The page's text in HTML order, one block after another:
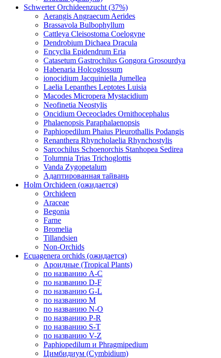
Schwerter Orchideenzucht (37%)
Aerangis Angraecum Aerides
Brassavola Bulbophyllum
Cattleya Cleisostoma Coelogyne
Dendrobium Dichaea Dracula
Encyclia Epidendrum Eria
Catasetum Gastrochilus Gongora Grosourdya
Habenaria Holcoglossum
ionocidium Jacquiniella Jumellea
Laelia Lepanthes Leptotes Luisia
Macodes Micropera Mystacidium
Neofinetia Neostylis
Oncidium Oeceoclades Ornithocephalus
Phalaenopsis Paraphalaenopsis
Paphiopedilum Phaius Pleurothallis Podangis
Renanthera Rhyncholaelia Rhynchostylis
Sarcochilus Schoenorchis Stanhopea Sedirea
Tolumnia Trias Trichoglottis
Vanda Zygopetalum
Адаптированная тайвань
Holm Orchideen (ожидается)
Orchideen
Araceae
Begonia
Farne
Bromelia
Tillandsien
Non-Orchids
Ecuagenera orchids (ожидается)
Ароидные (Tropical Plants)
по названию A-C
по названию D-F
по названию G-L
по названию M
по названию N-O
по названию P-R
по названию S-T
по названию V-Z
Paphiopedilum и Phragmipedium
Цимбидиум (Cymbidium)